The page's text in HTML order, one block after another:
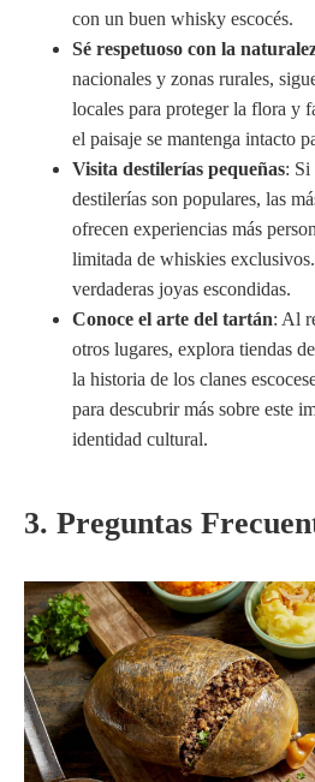
con un buen whisky escocés.
Sé respetuoso con la
nacionales y zonas rurales,
locales para proteger la flora y
el paisaje se mantenga intacto
Visita destilerías pequeñas: Si
destilerías son populares, las
ofrecen experiencias más
limitada de whiskies
verdaderas joyas escondidas.
Conoce el arte del tartán: Al
otros lugares, explora tiendas
la historia de los clanes
para descubrir más sobre este
identidad cultural.
3. Preguntas